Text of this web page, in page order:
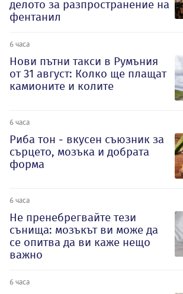
делото за разпространение на
фентанил
6 часа
Нови пътни такси в Румъния
от 31 август: Колко ще плащат
камионите и колите
6 часа
Риба тон - вкусен съюзник за
сърцето, мозъка и добрата
форма
6 часа
Не пренебрегвайте тези
сънища: мозъкът ви може да
се опитва да ви каже нещо
важно
6 часа